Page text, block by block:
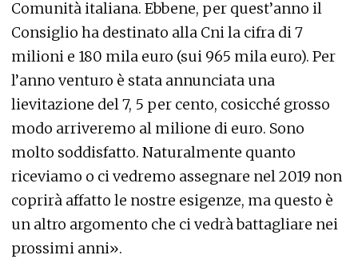
Comunità italiana. Ebbene, per quest’anno il
Consiglio ha destinato alla Cni la cifra di 7
milioni e 180 mila euro (sui 965 mila euro). Per
l’anno venturo è stata annunciata una
lievitazione del 7, 5 per cento, cosicché grosso
modo arriveremo al milione di euro. Sono
molto soddisfatto. Naturalmente quanto
riceviamo o ci vedremo assegnare nel 2019 non
coprirà affatto le nostre esigenze, ma questo è
un altro argomento che ci vedrà battagliare nei
prossimi anni».